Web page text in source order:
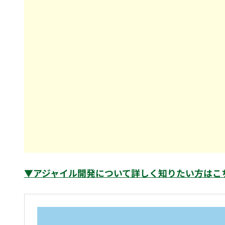
▼アジャイル開発について詳しく知りたい方は